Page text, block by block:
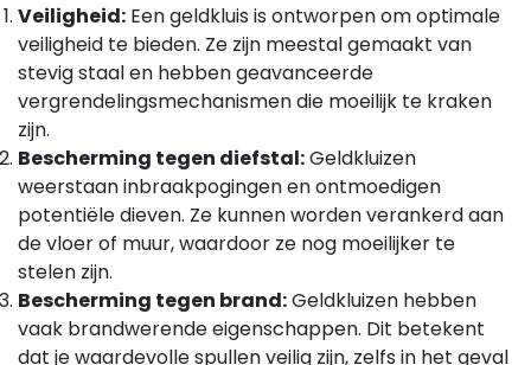
Veiligheid: Een geldkluis is ontworpen om optimale
veiligheid te bieden. Ze zijn meestal gemaakt van
stevig staal en hebben geavanceerde
vergrendelingsmechanismen die moeilijk te kraken
zijn.
Bescherming tegen diefstal:Geldkluizen
weerstaan inbraakpogingen en ontmoedigen
potentiële dieven. Ze kunnen worden verankerd aan
de vloer of muur, waardoor ze nog moeilijker te
stelen zijn.
Bescherming tegen brand:Geldkluizen hebben
vaak brandwerende eigenschappen. Dit betekent
dat je waardevolle spullen veilig zijn, zelfs in het geval